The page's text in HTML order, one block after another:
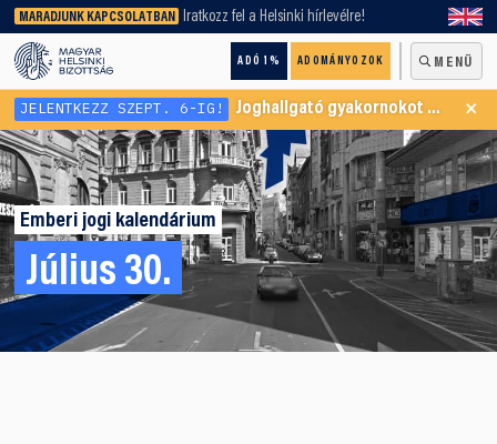
MARADJUNK KAPCSOLATBAN Iratkozz fel a Helsinki hírlevélre!
ADÓ 1% ADOMÁNYOZOK MENÜ
keresőnket!
JELENTKEZZ SZEPT. 6-IG! Joghallgató gyakornokot keresünk Menekültügyi Programunkba ×
Emberi jogi kalendárium
Július 30.